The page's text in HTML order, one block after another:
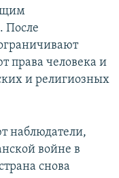
После
права человека и
и религиозных
наблюдатели,
войне в
снова